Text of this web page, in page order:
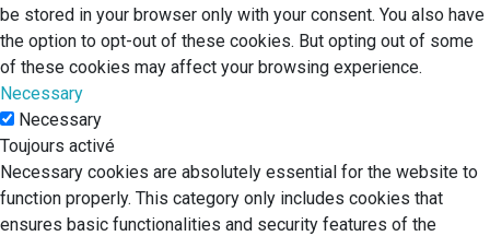
be stored in your browser only with your consent. You also have
the option to opt-out of these cookies. But opting out of some
of these cookies may affect your browsing experience.
Necessary
Necessary
Toujours activé
Necessary cookies are absolutely essential for the website to
function properly. This category only includes cookies that
ensures basic functionalities and security features of the